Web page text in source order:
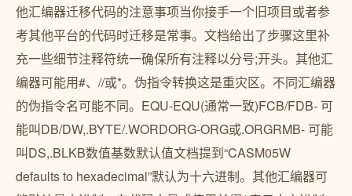
他汇编器迁移代码的注意事项当你接手一个旧项目或者参
考其他平台的代码时迁移是常事。文档给出了步骤这里补
充一些细节注释符统一确保所有注释以分号;开头。其他汇
编器可能用#、//或*。伪指令转换这是重灾区。不同汇编器
的伪指令名可能不同。EQU-EQU(通常一致)FCB/FDB- 可
能叫DB/DW,.BYTE/.WORDORG-ORG或.ORGRMB- 可能
叫DS,.BLKB数值基数默认值文档提到“CASM05W
defaults to hexadecimal”默认为十六进制。其他汇编器可